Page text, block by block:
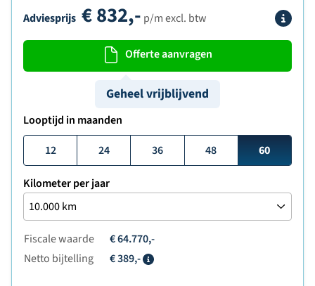
Adviesprijs €832,- p/m excl. btw
Offerte aanvragen
Geheel vrijblijvend
Looptijd in maanden
12
24 36 48 60
Kilometer per jaar
Fiscale waarde
€ 64.770,-
Netto bijtelling
€ 389,-